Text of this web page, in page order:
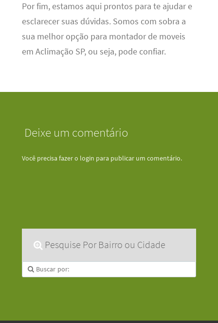
Por fim, estamos aqui prontos para te ajudar e
esclarecer suas dúvidas. Somos com sobra a
sua melhor opção para montador de moveis
em Aclimação SP, ou seja, pode confiar.
Deixe um comentário
Você precisa fazer o login para publicar um comentário.
Pesquise Por Bairro ou Cidade